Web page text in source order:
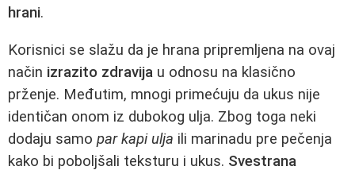
hrani.
Korisnici se slažu da je hrana pripremljena na ovaj
način izrazito zdravija u odnosu na klasično
prženje. Međutim, mnogi primećuju da ukus nije
identičan onom iz dubokog ulja. Zbog toga neki
dodaju samo par kapi ulja ili marinadu pre pečenja
kako bi poboljšali teksturu i ukus. Svestrana